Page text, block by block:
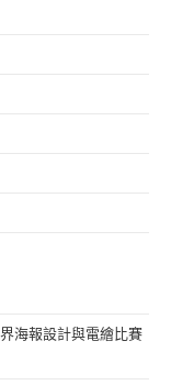
海報設計與電繪比賽